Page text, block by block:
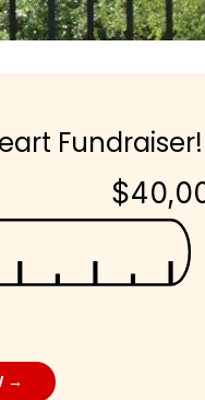
Fundraiser!
→